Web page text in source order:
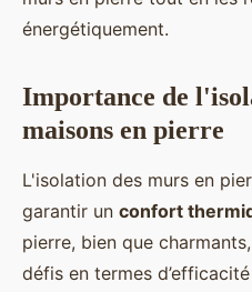
énergétiquement.
Importance de
maisons en pierre
L'isolation des murs en
garantir un confort
pierre, bien que
défis en termes